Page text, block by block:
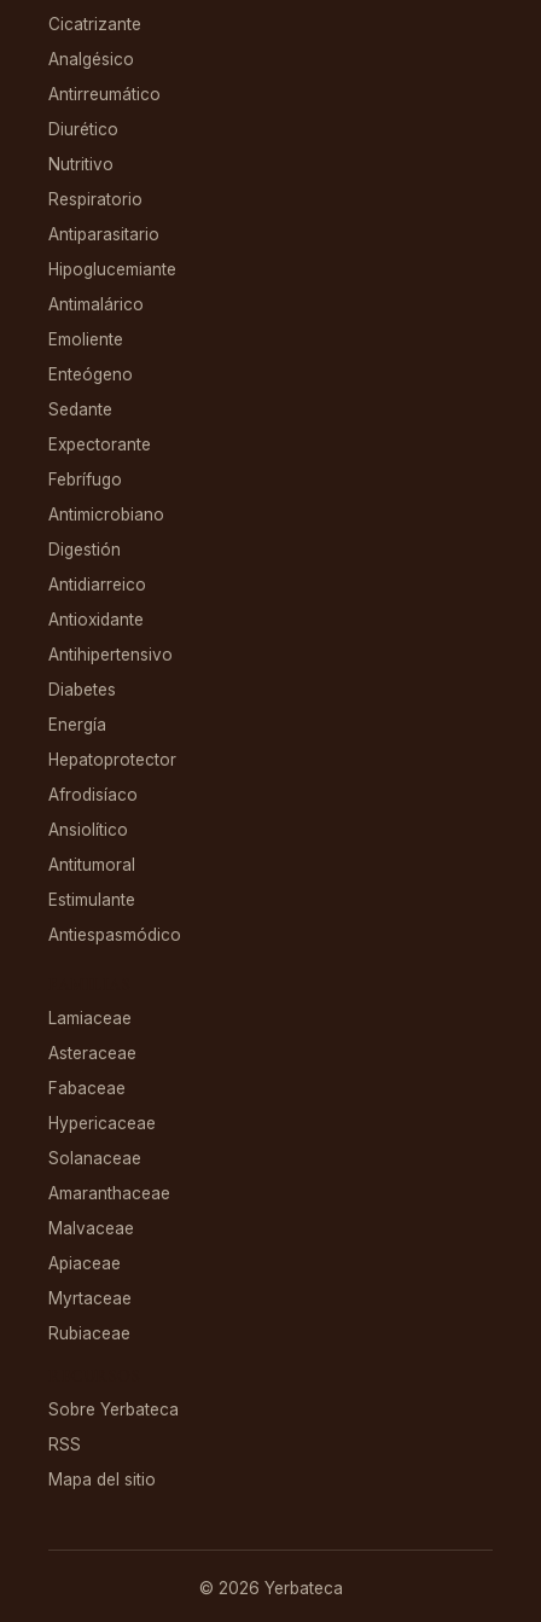
Cicatrizante
Analgésico
Antirreumático
Diurético
Nutritivo
Respiratorio
Antiparasitario
Hipoglucemiante
Antimalárico
Emoliente
Enteógeno
Sedante
Expectorante
Febrífugo
Antimicrobiano
Digestión
Antidiarreico
Antioxidante
Antihipertensivo
Diabetes
Energía
Hepatoprotector
Afrodisíaco
Ansiolítico
Antitumoral
Estimulante
Antiespasmódico
Lamiaceae
Asteraceae
Fabaceae
Hypericaceae
Solanaceae
Amaranthaceae
Malvaceae
Apiaceae
Myrtaceae
Rubiaceae
Sobre Yerbateca
RSS
Mapa del sitio
© 2026 Yerbateca